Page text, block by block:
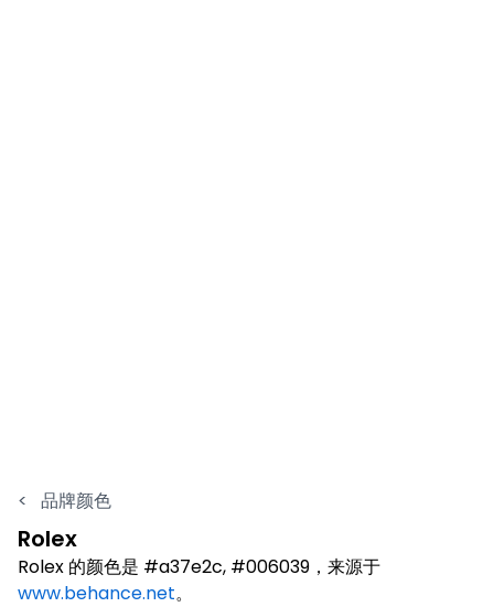
< 品牌颜色
Rolex
Rolex 的颜色是 #a37e2c, #006039，来源于
www.behance.net。